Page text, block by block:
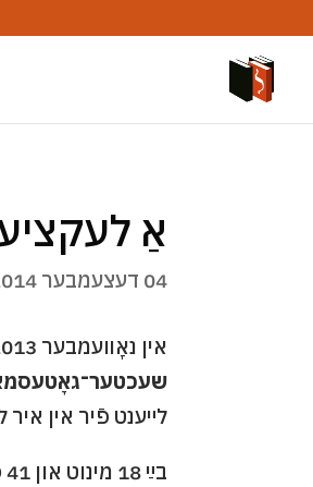
אַ
04 דעצעמבער 2014
אין נאָװעמבער 2013, צום צװײטן חנוכּה־ליכטל, איז ניפֿטר געוואָרן די ייִדישע פּאָעטעסע און מחברטע פֿון זינגלידער
לײענט פֿיר אין איר